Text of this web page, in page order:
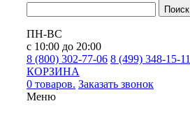
Поиск
ПН-ВС
с 10:00 до 20:00
8 (800) 302-77-06 8 (499) 348-15-11
КОРЗИНА
0 товаров. Заказать звонок
Меню